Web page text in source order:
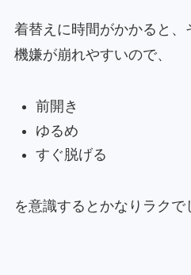
着替えに時間がかかると
機嫌が崩れやすいので、
前開き
ゆるめ
すぐ脱げる
を意識するとかなりラクで